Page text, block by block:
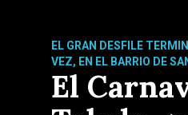
EL GRAN DESFILE
VEZ, EN EL BARRIO DE
El